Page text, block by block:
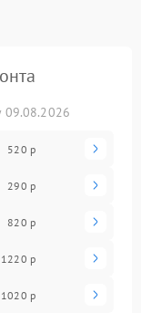
09.08.2026
520 р
290 р
820 р
1220 р
1020 р